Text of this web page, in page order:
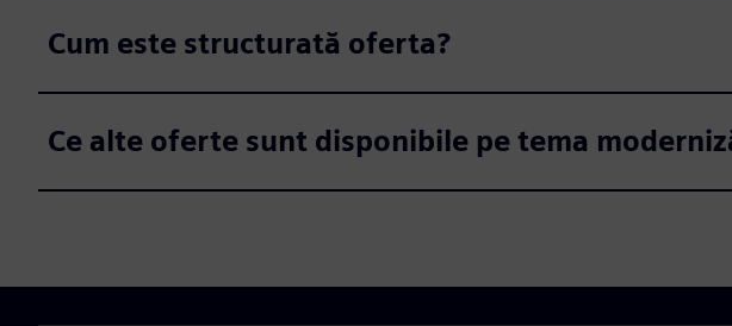
Cum este structurată oferta?
Ce alte oferte sunt disponibile pe tema